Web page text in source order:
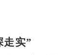
走实”